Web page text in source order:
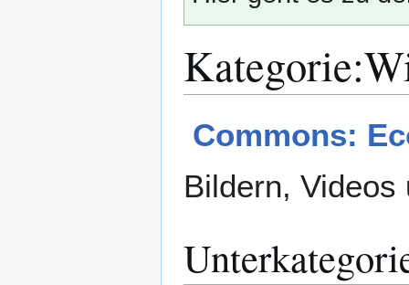
Kategorie:
Navigation
Suche
Commons:
Bildern, Videos